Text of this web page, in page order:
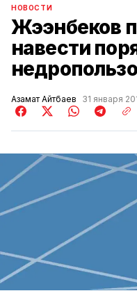
НОВОСТИ
Жээнбеков
навести
Азамат Айтбаев 31 января